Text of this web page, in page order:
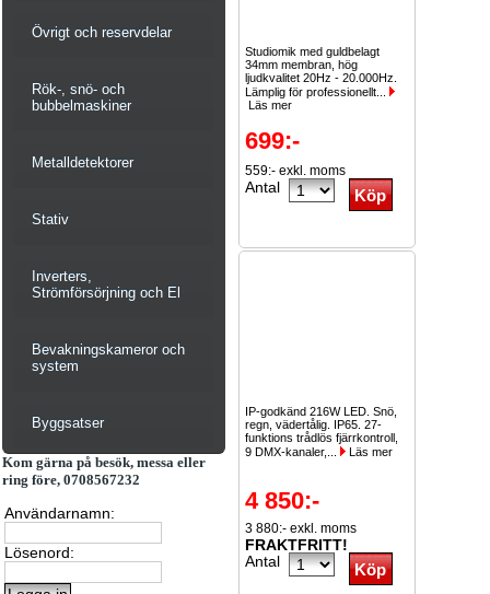
Övrigt och reservdelar
Rök-, snö- och
bubbelmaskiner
Metalldetektorer
Stativ
Inverters,
Strömförsörjning och El
Bevakningskameror och
system
Byggsatser
Kom gärna på besök, messa eller
ring före, 0708567232
Användarnamn:
Lösenord:
Studiomik med guldbelagt
34mm membran, hög
ljudkvalitet 20Hz - 20.000Hz.
Lämplig för professionellt...
Läs mer
699:-
559:- exkl. moms
Antal
IP-godkänd 216W LED. Snö,
regn, vädertålig. IP65. 27-
funktions trådlös fjärrkontroll,
9 DMX-kanaler,...
Läs mer
4 850:-
3 880:- exkl. moms
FRAKTFRITT!
Antal